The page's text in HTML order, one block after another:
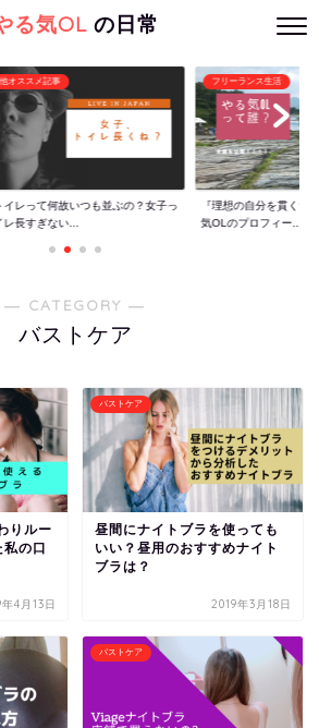
る気OLの日常
オススメ記事
イレって何故いつも並ぶの？女子っ
レ長すぎない...
フリーランス生活
『理想の自分を貫くた
気OLのプロフィー...
― CATEGORY ―
バストケア
りルー
の口
4月13日
バストケア
昼間にナイトブラを使っても
いい？昼用のおすすめナイト
ブラは？
2019年3月18日
バストケア